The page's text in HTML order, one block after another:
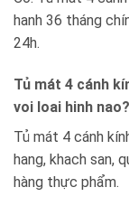
hanh 36 tháng
24h.
Tủ mát 4 cánh
voi loai hinh nao?
Tủ mát 4 cánh
hang, khach san,
hàng thực phẩm.